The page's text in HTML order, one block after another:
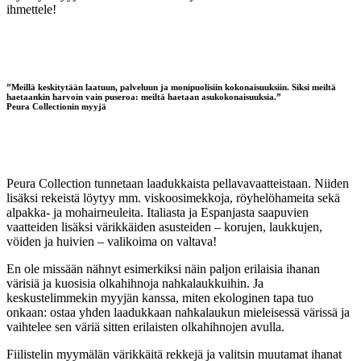
ihmettele!
”Meillä keskitytään laatuun, palveluun ja monipuolisiin kokonaisuuksiin. Siksi meiltä
haetaankin harvoin vain puseroa: meiltä haetaan asukokonaisuuksia.”
Peura Collectionin myyjä
Peura Collection tunnetaan laadukkaista pellavavaatteistaan. Niiden
lisäksi rekeistä löytyy mm. viskoosimekkoja, röyhelöhameita sekä
alpakka- ja mohairneuleita. Italiasta ja Espanjasta saapuvien
vaatteiden lisäksi värikkäiden asusteiden – korujen, laukkujen,
vöiden ja huivien – valikoima on valtava!
En ole missään nähnyt esimerkiksi näin paljon erilaisia ihanan
värisiä ja kuosisia olkahihnoja nahkalaukkuihin. Ja
keskustelimmekin myyjän kanssa, miten ekologinen tapa tuo
onkaan: ostaa yhden laadukkaan nahkalaukun mieleisessä värissä ja
vaihtelee sen väriä sitten erilaisten olkahihnojen avulla.
Fiilistelin myymälän värikkäitä rekkejä ja valitsin muutamat ihanat